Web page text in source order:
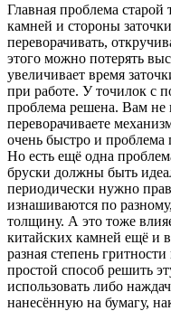
Главная проблема
камней и стороны
переворачивать,
этого можно потерять
увеличивает время
при работе. У точилок с
проблема решена. Вам не
переворачиваете
очень быстро и проблема
Но есть ещё одна
бруски должны быть
периодически нужно
изнашиваются по
толщину. А это тоже
китайских камней ещё и
разная степень
простой способ решить
использовать либо
нанесённую на бумагу,